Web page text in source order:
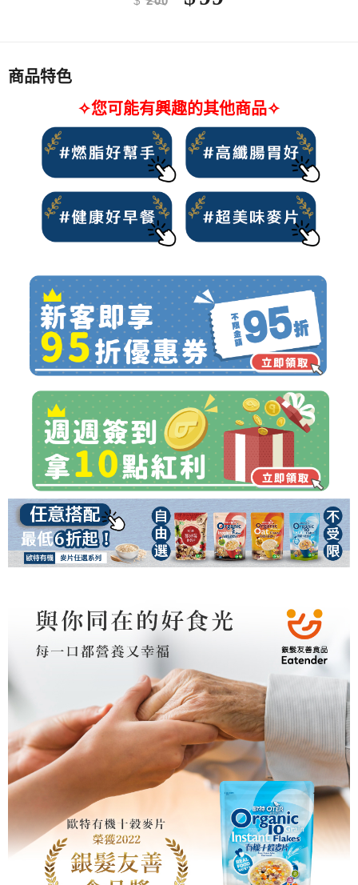
1.本產品含有麩質的穀類及其製品，不適合其過敏體質者食
3.內附脫氧劑請勿食用。
＃體態控制 #腸胃順暢 #麥片
商品特色
✧您可能有興趣的其他商品✧